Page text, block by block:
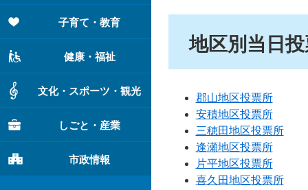
子育て・教育
健康・福祉
文化・スポーツ・観光
しごと・産業
市政情報
地区別当日
郡山地区投票所
安積地区投票所
三穂田地区投票所
逢瀬地区投票所
片平地区投票所
喜久田地区投票所